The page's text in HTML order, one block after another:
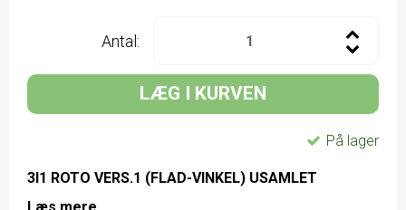
Antal:
LÆG I KURVEN
På lager
3I1 ROTO VERS.1 (FLAD-VINKEL) USAMLET